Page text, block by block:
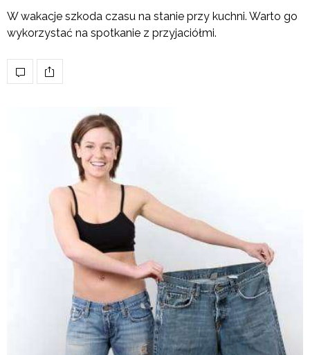
W wakacje szkoda czasu na stanie przy kuchni. Warto go
wykorzystać na spotkanie z przyjaciółmi.